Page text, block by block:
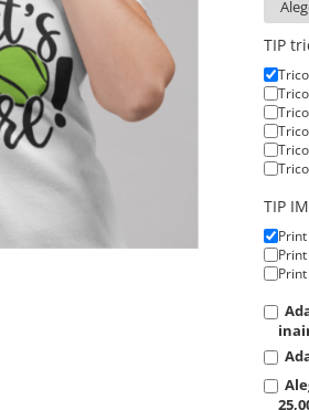
TIP
TIP